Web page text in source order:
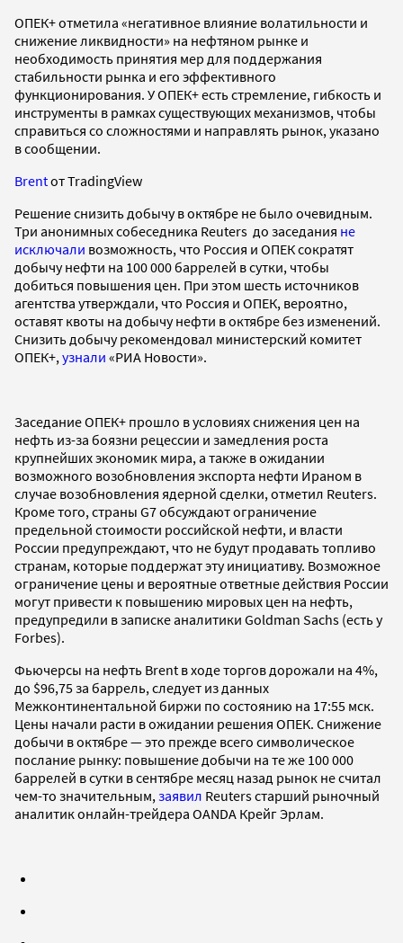
ОПЕК+ отметила «негативное влияние волатильности и
снижение ликвидности» на нефтяном рынке и
необходимость принятия мер для поддержания
стабильности рынка и его эффективного
функционирования. У ОПЕК+ есть стремление, гибкость и
инструменты в рамках существующих механизмов, чтобы
справиться со сложностями и направлять рынок, указано
в сообщении.
Brentот TradingView
Решение снизить добычу в октябре не было очевидным.
Три анонимных собеседника Reuters до заседания не
исключали возможность, что Россия и ОПЕК сократят
добычу нефти на 100 000 баррелей в сутки, чтобы
добиться повышения цен. При этом шесть источников
агентства утверждали, что Россия и ОПЕК, вероятно,
оставят квоты на добычу нефти в октябре без изменений.
Снизить добычу рекомендовал министерский комитет
ОПЕК+, узнали «РИА Новости».
Заседание ОПЕК+ прошло в условиях снижения цен на
нефть из-за боязни рецессии и замедления роста
крупнейших экономик мира, а также в ожидании
возможного возобновления экспорта нефти Ираном в
случае возобновления ядерной сделки, отметил Reuters.
Кроме того, страны G7 обсуждают ограничение
предельной стоимости российской нефти, и власти
России предупреждают, что не будут продавать топливо
странам, которые поддержат эту инициативу. Возможное
ограничение цены и вероятные ответные действия России
могут привести к повышению мировых цен на нефть,
предупредили в записке аналитики Goldman Sachs (есть у
Forbes).
Фьючерсы на нефть Brent в ходе торгов дорожали на 4%,
до $96,75 за баррель, следует из данных
Межконтинентальной биржи по состоянию на 17:55 мск.
Цены начали расти в ожидании решения ОПЕК. Снижение
добычи в октябре — это прежде всего символическое
послание рынку: повышение добычи на те же 100 000
баррелей в сутки в сентябре месяц назад рынок не считал
чем-то значительным, заявил Reuters старший рыночный
аналитик онлайн-трейдера OANDA Крейг Эрлам.